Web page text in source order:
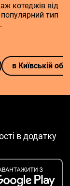
котеджів від
тип
в Київській
в додатку